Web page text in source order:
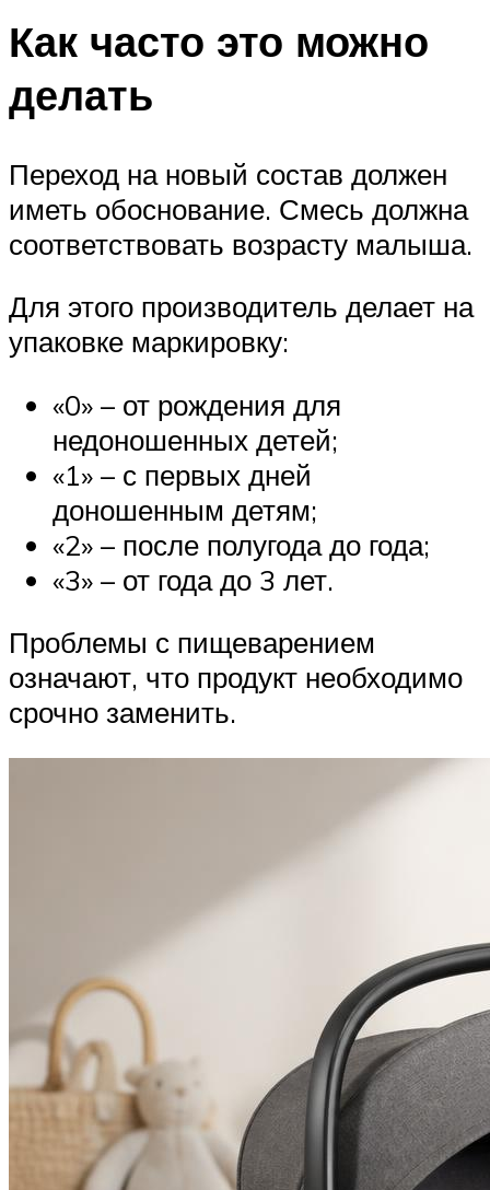
Как часто это можно
делать
Переход на новый состав должен
иметь обоснование. Смесь должна
соответствовать возрасту малыша.
Для этого производитель делает на
упаковке маркировку:
«0» – от рождения для
недоношенных детей;
«1» – с первых дней
доношенным детям;
«2» – после полугода до года;
«3» – от года до 3 лет.
Проблемы с пищеварением
означают, что продукт необходимо
срочно заменить.